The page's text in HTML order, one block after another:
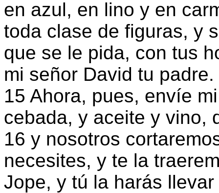
en azul, en lino y en
toda clase de figuras, y
que se le pida, con tus
mi señor David tu padre.
15 Ahora, pues, envíe
cebada, y aceite y vino,
16 y nosotros
necesites, y te la
Jope, y tú la harás